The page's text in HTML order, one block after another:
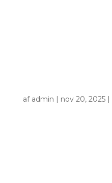
af admin | nov 20, 2025|